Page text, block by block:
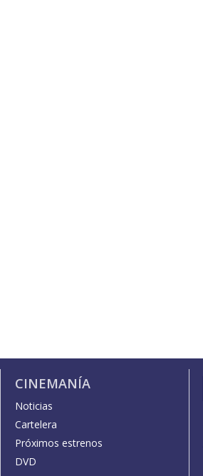
CINEMANÍA
Noticias
Cartelera
Próximos estrenos
DVD